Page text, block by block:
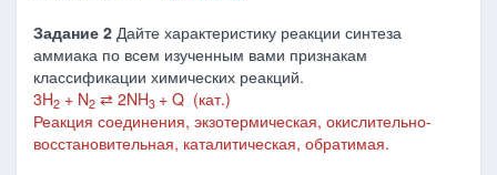
Задание 2 Дайте характеристику реакции синтеза
аммиака по всем изученным вами признакам
классификации химических реакций.
3H2 + N2 ⇄ 2NH3 + Q (кат.)
Реакция соединения, экзотермическая, окислительно-
восстановительная, каталитическая, обратимая.